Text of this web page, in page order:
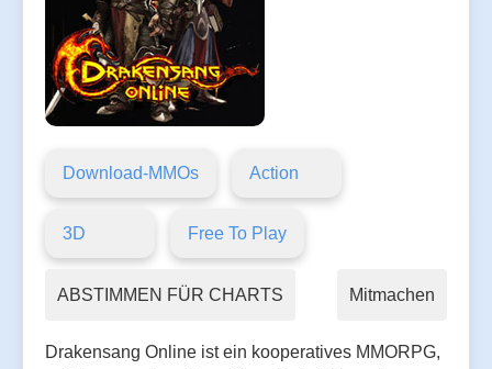
Download-MMOs Action
3D Free To Play
ABSTIMMEN FÜR CHARTS Mitmachen
Drakensang Online ist ein kooperatives MMORPG,